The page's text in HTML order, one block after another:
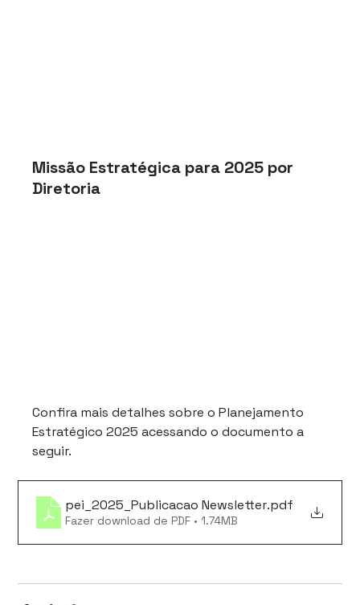
Missão Estratégica para 2025 por
Diretoria
Confira mais detalhes sobre o Planejamento
Estratégico 2025 acessando o documento a
seguir.
pei_2025_Publicacao Newsletter.pdf
Fazer download de PDF • 1.74MB